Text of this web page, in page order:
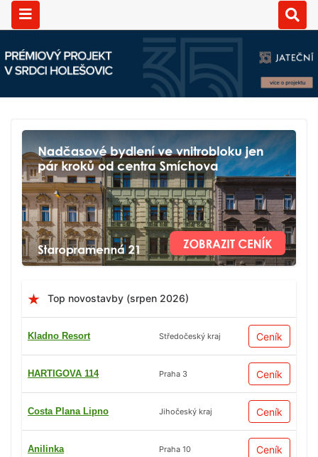
Top novostavby (srpen 2026)
Kladno Resort Středočeský kraj Ceník
HARTIGOVA 114 Praha 3 Ceník
Costa Plana Lipno Jihočeský kraj Ceník
Anilinka Praha 10 Ceník